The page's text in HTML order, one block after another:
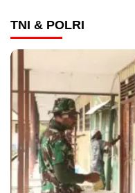
TNI & POLRI